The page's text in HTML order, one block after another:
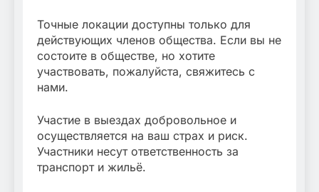
Точные локации доступны только для
действующих членов общества. Если вы не
состоите в обществе, но хотите
участвовать, пожалуйста, свяжитесь с
нами.
Участие в выездах добровольное и
осуществляется на ваш страх и риск.
Участники несут ответственность за
транспорт и жильё.